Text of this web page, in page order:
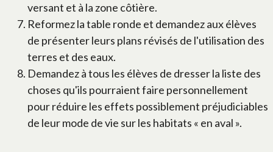
versant et à la zone côtière.
Reformez la table ronde et demandez aux élèves
de présenter leurs plans révisés de l'utilisation des
terres et des eaux.
Demandez à tous les élèves de dresser la liste des
choses qu'ils pourraient faire personnellement
pour réduire les effets possiblement préjudiciables
de leur mode de vie sur les habitats « en aval ».